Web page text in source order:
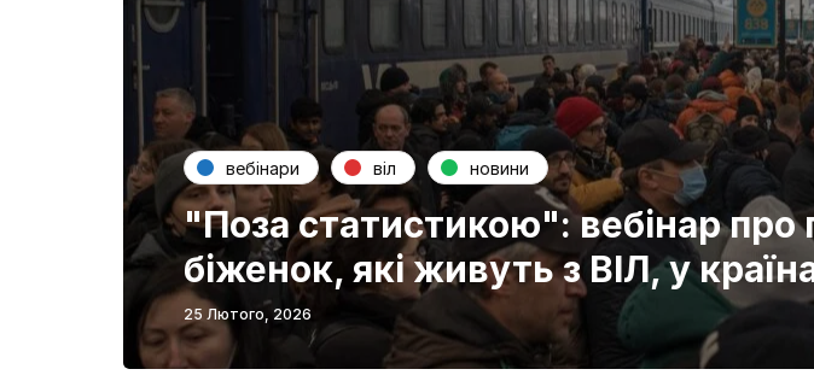
вебінари віл новини
"Поза статистикою": вебінар про
біженок, які живуть з ВІЛ, у
25 Лютого, 2026